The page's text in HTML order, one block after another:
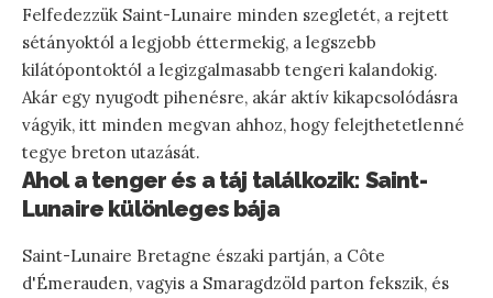
Felfedezzük Saint-Lunaire minden szegletét, a rejtett
sétányoktól a legjobb éttermekig, a legszebb
kilátópontoktól a legizgalmasabb tengeri kalandokig.
Akár egy nyugodt pihenésre, akár aktív kikapcsolódásra
vágyik, itt minden megvan ahhoz, hogy felejthetetlenné
tegye breton utazását.
Ahol a tenger és a táj találkozik: Saint-
Lunaire különleges bája
Saint-Lunaire Bretagne északi partján, a Côte
d'Émerauden, vagyis a Smaragdzöld parton fekszik, és